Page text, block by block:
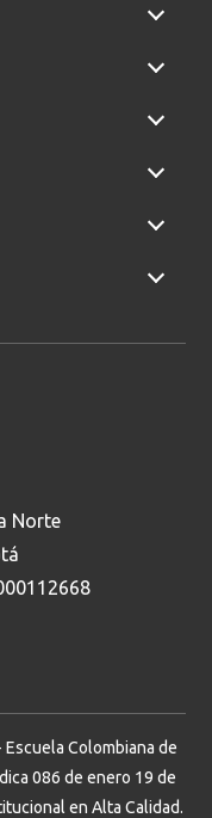
Norte
Colombiana de
086 de enero 19 de
en Alta Calidad.